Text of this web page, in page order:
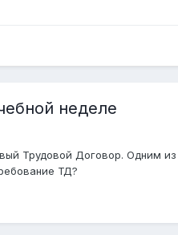
неделе
Трудовой Договор. Одним
ТД?